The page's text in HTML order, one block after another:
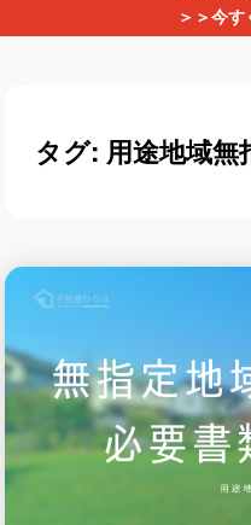
プ
＞＞今
タグ: 用途地域無